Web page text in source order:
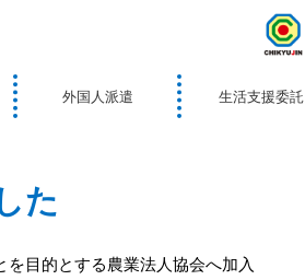
外国人派遣 生活支援委託
た
目的とする農業法人協会へ加入